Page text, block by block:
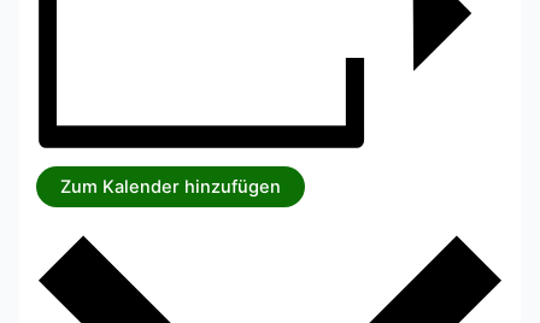
Zum Kalender hinzufügen